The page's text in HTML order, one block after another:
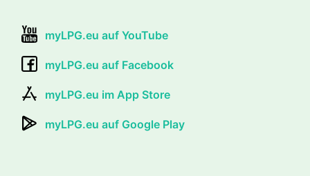
myLPG.eu auf YouTube
myLPG.eu auf Facebook
myLPG.eu im App Store
myLPG.eu auf Google Play